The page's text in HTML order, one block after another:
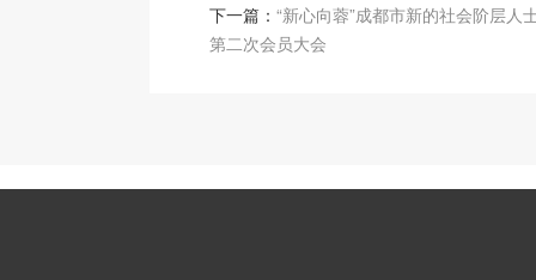
下一篇： “新心向蓉”成都市新的社会阶层人
第二次会员大会